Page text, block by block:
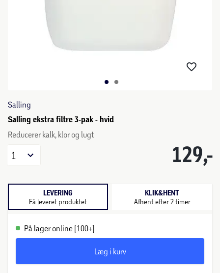
Salling
Salling ekstra filtre 3-pak - hvid
Reducerer kalk, klor og lugt
129,-
1
LEVERING
Få leveret produktet
KLIK&HENT
Afhent efter 2 timer
På lager online (100+)
Læg i kurv